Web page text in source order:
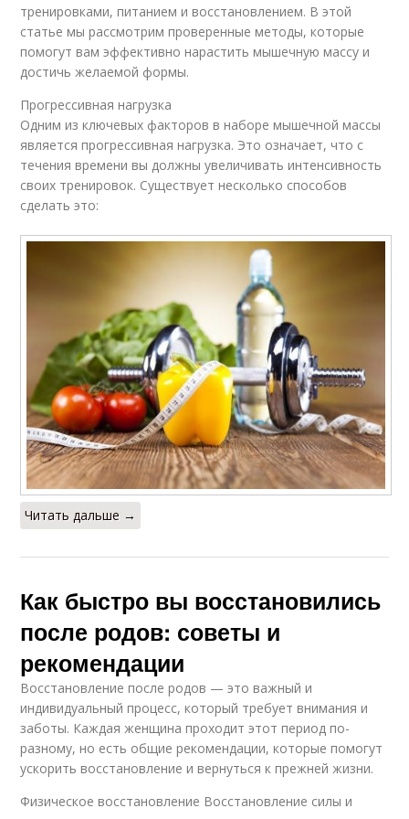
тренировками, питанием и восстановлением. В этой
статье мы рассмотрим проверенные методы, которые
помогут вам эффективно нарастить мышечную массу и
достичь желаемой формы.
Прогрессивная нагрузка
Одним из ключевых факторов в наборе мышечной массы
является прогрессивная нагрузка. Это означает, что с
течения времени вы должны увеличивать интенсивность
своих тренировок. Существует несколько способов
сделать это:
Читать дальше →
Как быстро вы восстановились
после родов: советы и
рекомендации
Восстановление после родов — это важный и
индивидуальный процесс, который требует внимания и
заботы. Каждая женщина проходит этот период по-
разному, но есть общие рекомендации, которые помогут
ускорить восстановление и вернуться к прежней жизни.
Физическое восстановление Восстановление силы и